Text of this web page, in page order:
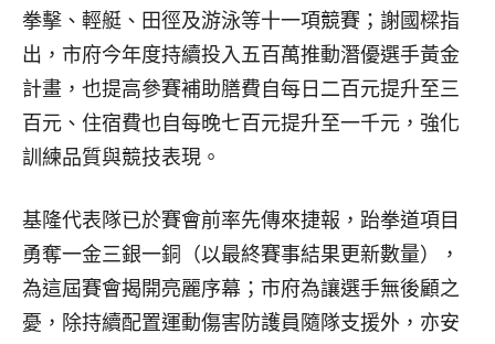
拳擊、輕艇、田徑及游泳等十一項競賽；謝國樑指
出，市府今年度持續投入五百萬推動潛優選手黃金
計畫，也提高參賽補助膳費自每日二百元提升至三
百元、住宿費也自每晚七百元提升至一千元，強化
訓練品質與競技表現。
基隆代表隊已於賽會前率先傳來捷報，跆拳道項目
勇奪一金三銀一銅（以最終賽事結果更新數量），
為這屆賽會揭開亮麗序幕；市府為讓選手無後顧之
憂，除持續配置運動傷害防護員隨隊支援外，亦安